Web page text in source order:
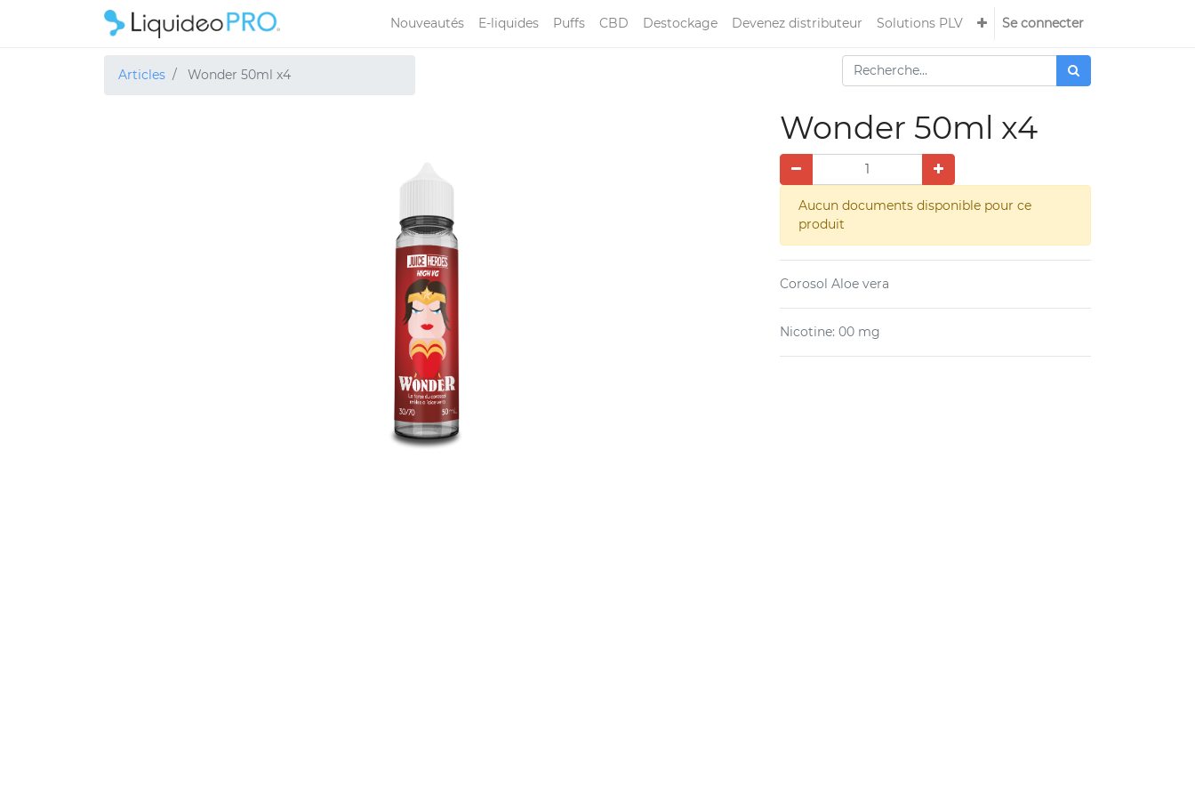
Nouveautés E-liquides Puffs CBD Destockage Devenez distributeur Solutions PLV Se connecter
Articles Wonder 50ml x4
Wonder 50ml x4
Aucun documents disponible pour ce
produit
Corosol Aloe vera
Nicotine: 00 mg